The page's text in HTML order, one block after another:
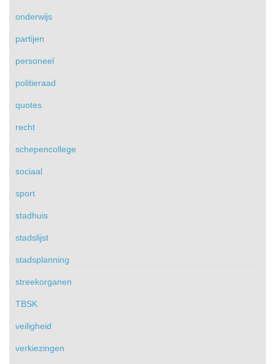
onderwijs
partijen
personeel
politieraad
quotes
recht
schepencollege
sociaal
sport
stadhuis
stadslijst
stadsplanning
streekorganen
TBSK
veiligheid
verkiezingen